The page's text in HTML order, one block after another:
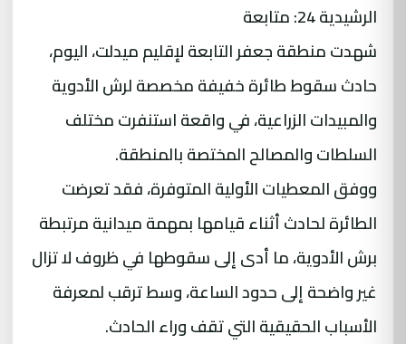
الرشيدية 24: متابعة
شهدت منطقة جعفر التابعة لإقليم ميدلت، اليوم،
حادث سقوط طائرة خفيفة مخصصة لرش الأدوية
والمبيدات الزراعية، في واقعة استنفرت مختلف
السلطات والمصالح المختصة بالمنطقة.
ووفق المعطيات الأولية المتوفرة، فقد تعرضت
الطائرة لحادث أثناء قيامها بمهمة ميدانية مرتبطة
برش الأدوية، ما أدى إلى سقوطها في ظروف لا تزال
غير واضحة إلى حدود الساعة، وسط ترقب لمعرفة
الأسباب الحقيقية التي تقف وراء الحادث.